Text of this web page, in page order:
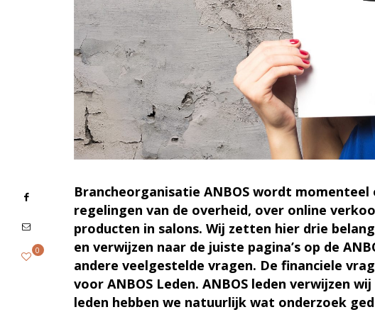
Brancheorganisatie ANBOS wordt
regelingen van de overheid, over online
producten in salons. Wij zetten hier drie
en verwijzen naar de juiste pagina’s op de
andere veelgestelde vragen. De financiele
voor ANBOS Leden. ANBOS leden verwijzen
leden hebben we natuurlijk wat onderzoek
0